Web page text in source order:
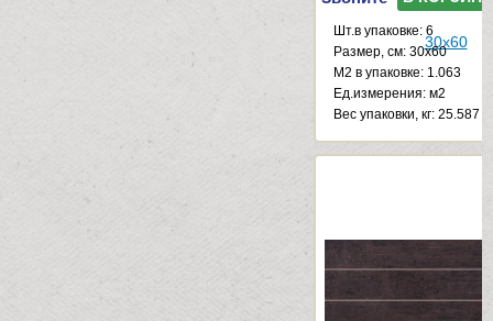
Шт.в упаковке: 6
Размер, см: 30x60
М2 в упаковке: 1.063
Ед.измерения: м2
Веc упаковки, кг: 25.587